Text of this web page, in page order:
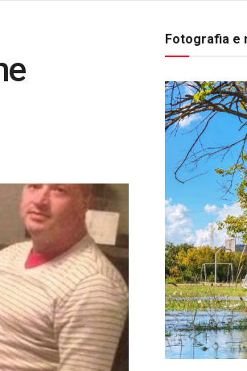
Fotografia e